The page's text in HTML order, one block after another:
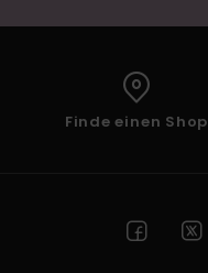
Finde einen Shop